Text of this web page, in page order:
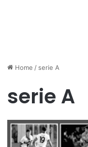
Home / serie A
serie A